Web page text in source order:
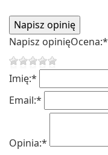
Napisz opinięOcena:*
Imię:*
Email:*
Opinia:*